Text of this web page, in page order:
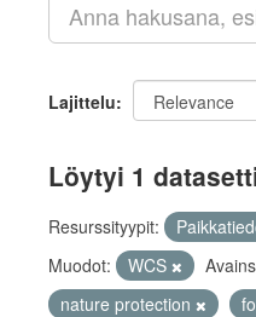
Lajittelu
Löytyi 1
Resurssityypit:
Muodot:
WCS
nature protection